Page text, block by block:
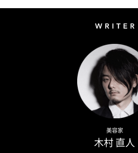
美容家
木村 直人